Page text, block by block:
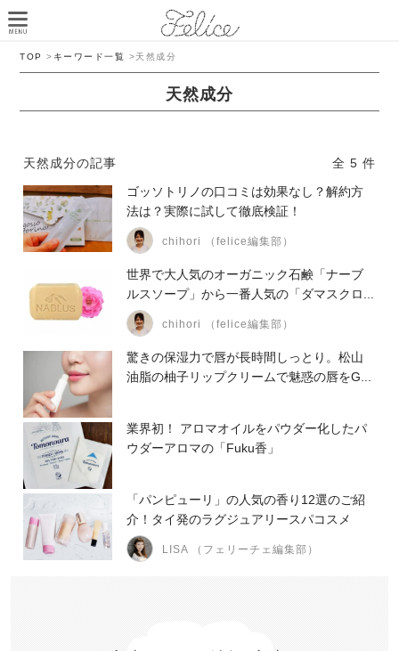
TOP > キーワード一覧 >天然成分
天然成分
天然成分の記事
全 5 件
ゴッソトリノの口コミは効果なし？解約方
法は？実際に試して徹底検証！
chihori （felice編集部）
世界で大人気のオーガニック石鹸「ナーブ
ルスソープ」から一番人気の「ダマスクロ...
chihori （felice編集部）
驚きの保湿力で唇が長時間しっとり。松山
油脂の柚子リップクリームで魅惑の唇をG...
業界初！ アロマオイルをパウダー化したパ
ウダーアロマの「Fuku香」
「パンピューリ」の人気の香り12選のご紹
介！タイ発のラグジュアリースパコスメ
LISA （フェリーチェ編集部）